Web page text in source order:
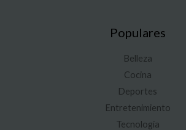
Populares
Belleza
Cocina
Deportes
Entretenimiento
Tecnología